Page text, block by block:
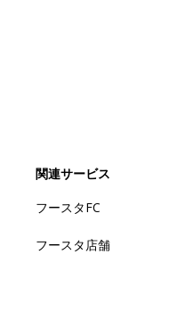
関連サービス
フースタFC
フースタ店舗